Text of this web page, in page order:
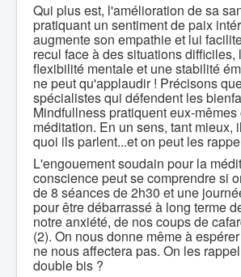
Qui plus est, l'amélioration de sa
pratiquant un sentiment de paix
augmente son empathie et lui
recul face à des situations difficiles,
flexibilité mentale et une stabilité
ne peut qu'applaudir ! Précisons
spécialistes qui défendent les
Mindfullness pratiquent eux-mêmes
méditation. En un sens, tant mieux,
quoi ils parlent...et on peut les
L'engouement soudain pour la
conscience peut se comprendre si
de 8 séances de 2h30 et une
pour être débarrassé à long terme
notre anxiété, de nos coups de
(2). On nous donne même à
ne nous affectera pas. On les
double bis ?